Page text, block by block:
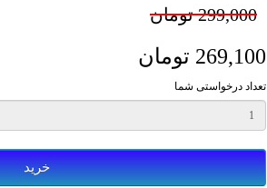
299,000 تومان
269,100 تومان
تعداد درخواستی شما
خرید